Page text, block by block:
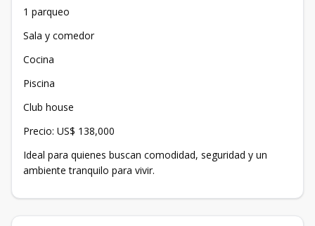
1 parqueo
Sala y comedor
Cocina
Piscina
Club house
Precio: US$ 138,000
Ideal para quienes buscan comodidad, seguridad y un
ambiente tranquilo para vivir.